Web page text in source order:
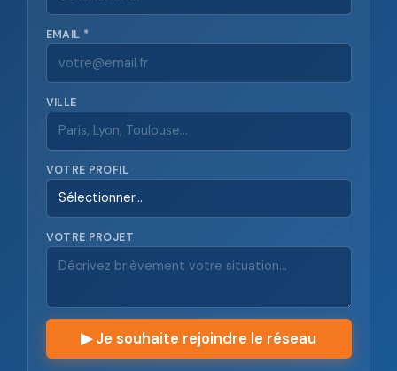
EMAIL *
VILLE
VOTRE PROFIL
VOTRE PROJET
▶ Je souhaite rejoindre le réseau